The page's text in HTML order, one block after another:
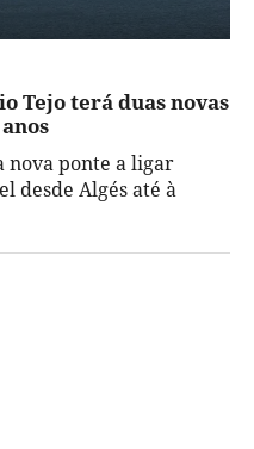
Tejo terá duas novas
nova ponte a ligar
desde Algés até à